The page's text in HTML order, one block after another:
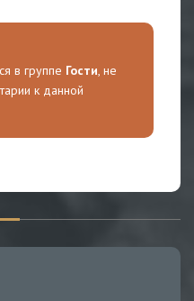
в группе Гости, не
к данной